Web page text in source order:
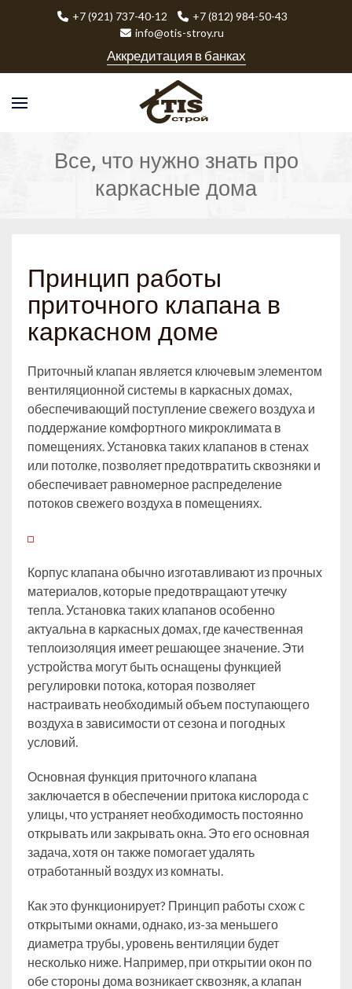
+7 (921) 737-40-12
+7 (812) 984-50-43
info@otis-stroy.ru
Аккредитация в банках
Все, что нужно знать про
каркасные дома
Принцип работы
приточного клапана в
каркасном доме
Приточный клапан является ключевым элементом
вентиляционной системы в каркасных домах,
обеспечивающий поступление свежего воздуха и
поддержание комфортного микроклимата в
помещениях. Установка таких клапанов в стенах
или потолке, позволяет предотвратить сквозняки и
обеспечивает равномерное распределение
потоков свежего воздуха в помещениях.
Корпус клапана обычно изготавливают из прочных
материалов, которые предотвращают утечку
тепла. Установка таких клапанов особенно
актуальна в каркасных домах, где качественная
теплоизоляция имеет решающее значение. Эти
устройства могут быть оснащены функцией
регулировки потока, которая позволяет
настраивать необходимый объем поступающего
воздуха в зависимости от сезона и погодных
условий.
Основная функция приточного клапана
заключается в обеспечении притока кислорода с
улицы, что устраняет необходимость постоянно
открывать или закрывать окна. Это его основная
задача, хотя он также помогает удалять
отработанный воздух из комнаты.
Как это функционирует? Принцип работы схож с
открытыми окнами, однако, из-за меньшего
диаметра трубы, уровень вентиляции будет
несколько ниже. Например, при открытии окон по
обе стороны дома возникает сквозняк, а клапан